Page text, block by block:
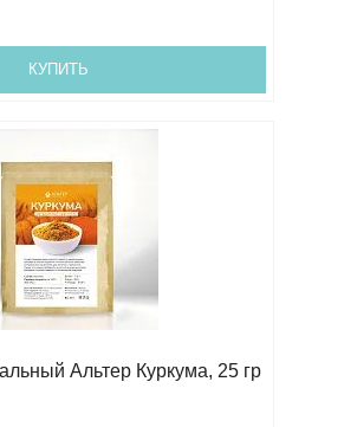
КУПИТЬ
Альтер Куркума, 25 гр